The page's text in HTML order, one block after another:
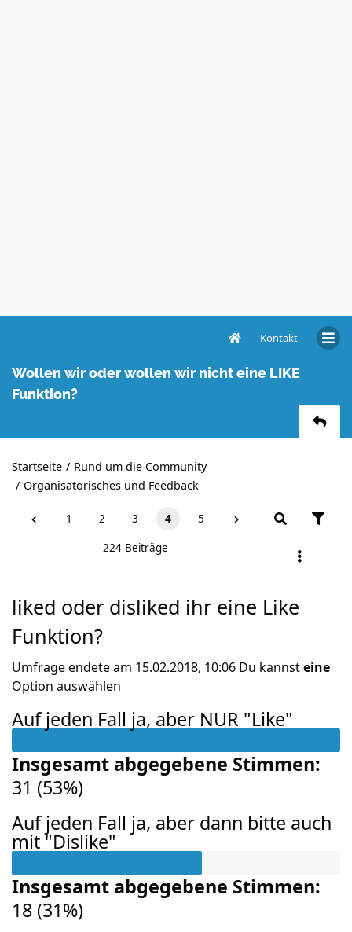
Kontakt
Wollen wir oder wollen wir nicht eine LIKE
Funktion?
Startseite
Rund um die Community
Organisatorisches und Feedback
1 2 3 4 5
224 Beiträge
liked oder disliked ihr eine Like
Funktion?
Umfrage endete am 15.02.2018, 10:06 Du kannsteine
Option auswählen
Auf jeden Fall ja, aber NUR "Like"
Insgesamt abgegebene Stimmen:
31 (53%)
Auf jeden Fall ja, aber dann bitte auch
mit "Dislike"
Insgesamt abgegebene Stimmen:
18 (31%)